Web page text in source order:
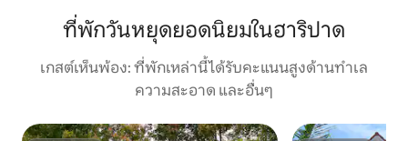
ที่พักวันหยุดยอดนิยมในฮาริปาด
เกสต์เห็นพ้อง: ที่พักเหล่านี้ได้รับคะแนนสูงด้านทำเล
ความสะอาด และอื่นๆ